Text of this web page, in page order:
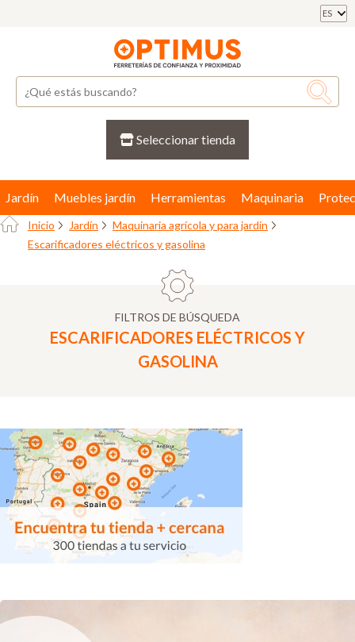
ES
Seleccionar tienda
Jardín Muebles jardín Herramientas Maquinaria
Inicio Jardín
Maquinaria agrícola y para jardín
Escarificadores eléctricos y gasolina
FILTROS DE BÚSQUEDA
ESCARIFICADORES ELÉCTRICOS Y
GASOLINA